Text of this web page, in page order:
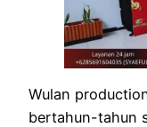
Wulan
bertahun-tahun